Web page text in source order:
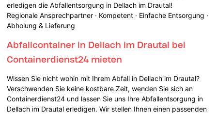
erledigen die Abfallentsorgung in Dellach im Drautal!
Regionale Ansprechpartner · Kompetent · Einfache Entsorgung ·
Abholung & Lieferung
Abfallcontainer in Dellach im Drautal bei
Containerdienst24 mieten
Wissen Sie nicht wohin mit Ihrem Abfall in Dellach im Drautal?
Verschwenden Sie keine kostbare Zeit, wenden Sie sich an
Containerdienst24 und lassen Sie uns Ihre Abfallentsorgung in
Dellach im Drautal erledigen. Wir stellen Ihnen einen passenden